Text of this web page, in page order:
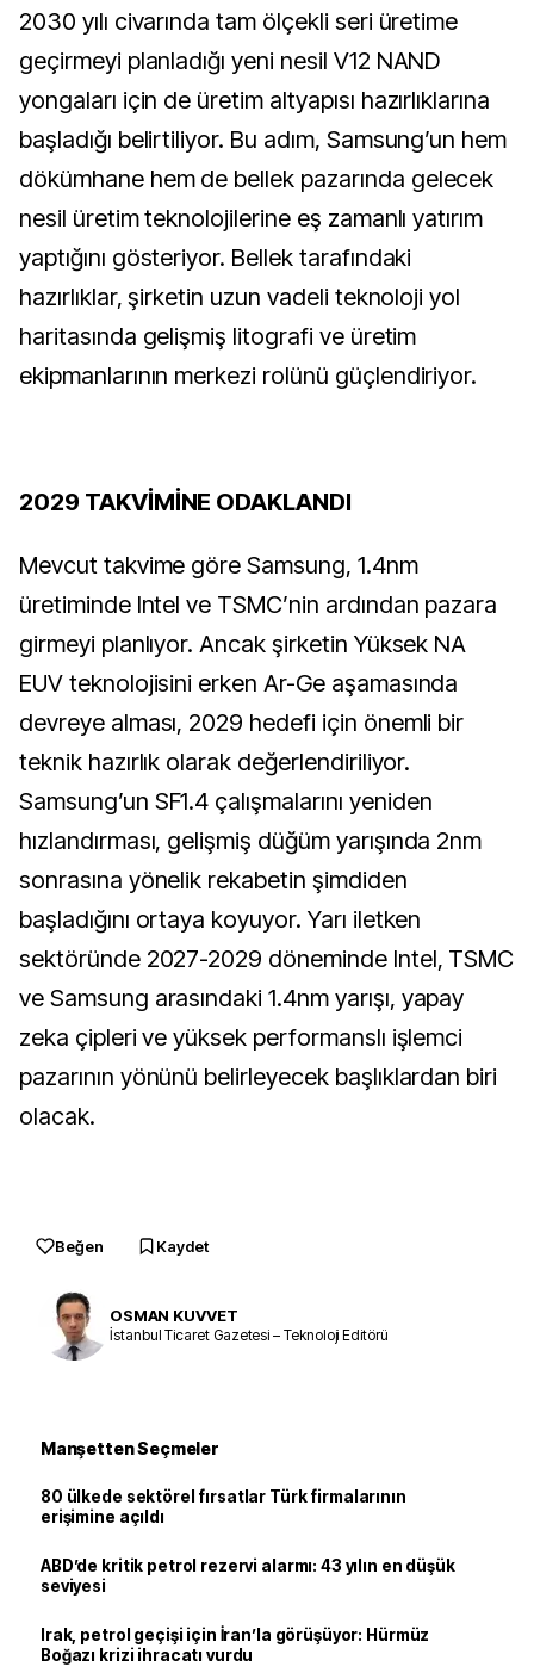
2030 yılı civarında tam ölçekli seri üretime
geçirmeyi planladığı yeni nesil V12 NAND
yongaları için de üretim altyapısı hazırlıklarına
başladığı belirtiliyor. Bu adım, Samsung’un hem
dökümhane hem de bellek pazarında gelecek
nesil üretim teknolojilerine eş zamanlı yatırım
yaptığını gösteriyor. Bellek tarafındaki
hazırlıklar, şirketin uzun vadeli teknoloji yol
haritasında gelişmiş litografi ve üretim
ekipmanlarının merkezi rolünü güçlendiriyor.
2029 TAKVİMİNE ODAKLANDI
Mevcut takvime göre Samsung, 1.4nm
üretiminde Intel ve TSMC’nin ardından pazara
girmeyi planlıyor. Ancak şirketin Yüksek NA
EUV teknolojisini erken Ar-Ge aşamasında
devreye alması, 2029 hedefi için önemli bir
teknik hazırlık olarak değerlendiriliyor.
Samsung’un SF1.4 çalışmalarını yeniden
hızlandırması, gelişmiş düğüm yarışında 2nm
sonrasına yönelik rekabetin şimdiden
başladığını ortaya koyuyor. Yarı iletken
sektöründe 2027-2029 döneminde Intel, TSMC
ve Samsung arasındaki 1.4nm yarışı, yapay
zeka çipleri ve yüksek performanslı işlemci
pazarının yönünü belirleyecek başlıklardan biri
olacak.
Beğen Kaydet
OSMAN KUVVET
İstanbul Ticaret Gazetesi – Teknoloji Editörü
Manşetten Seçmeler
80 ülkede sektörel fırsatlar Türk firmalarının
erişimine açıldı
ABD’de kritik petrol rezervi alarmı: 43 yılın en düşük
seviyesi
Irak, petrol geçişi için İran’la görüşüyor: Hürmüz
Boğazı krizi ihracatı vurdu